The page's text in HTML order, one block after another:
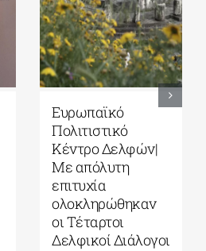
Ευρωπαϊκό
Πολιτιστικό
Κέντρο Δελφών|
Δελφική
Ακαδημία
Ευρωπαϊκών
Σπουδών| 19-31
Ιουλίου 2026